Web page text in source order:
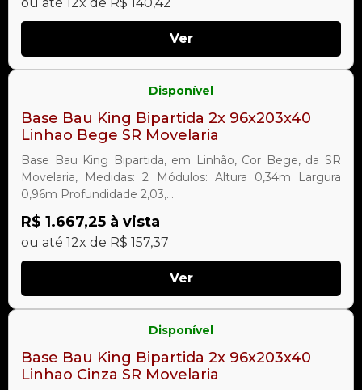
Ver
Disponível
Base Bau King Bipartida 2x 96x203x40
Linhao Bege SR Movelaria
Base Bau King Bipartida, em Linhão, Cor Bege, da SR
Movelaria, Medidas: 2 Módulos: Altura 0,34m Largura
0,96m Profundidade 2,03,...
R$ 1.667,25 à vista
ou até 12x de R$ 157,37
Ver
Disponível
Base Bau King Bipartida 2x 96x203x40
Linhao Cinza SR Movelaria